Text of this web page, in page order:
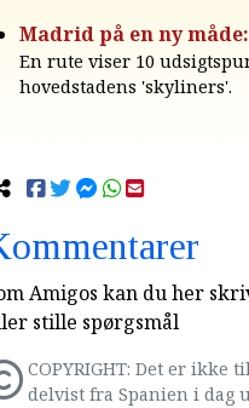
Madrid på en ny
En rute viser 10
hovedstadens 'skyliners'.
Amigos kan du her
stille spørgsmål
COPYRIGHT: Det er
delvist fra Spanien i dag